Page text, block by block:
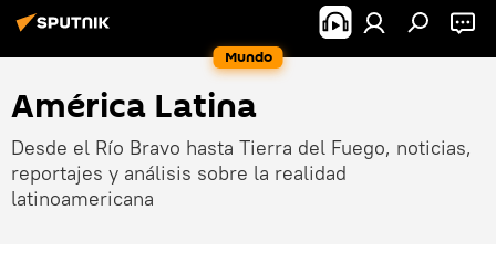
Mundo
América Latina
Desde el Río Bravo hasta Tierra del Fuego, noticias,
reportajes y análisis sobre la realidad
latinoamericana